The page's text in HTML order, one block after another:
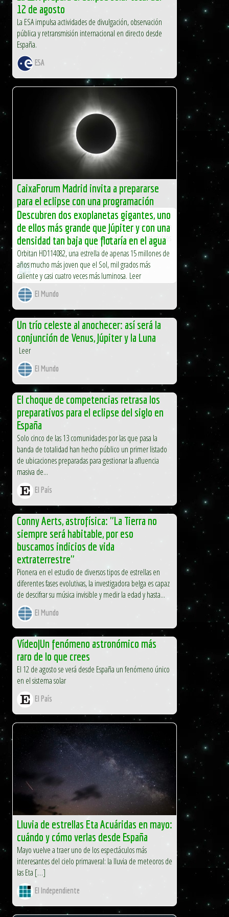
12 de agosto
La ESA impulsa actividades de divulgación, observación
pública y retransmisión internacional en directo desde
España.
ESA
CaixaForum Madrid invita a prepararse
para el eclipse con una programación
especial
España vivirá entre 2026 y 2028 una secuencia astronómica
excepcional que apenas tiene precedentes recientes: tres
eclipses solares consecutivos. Dos […]
El Independiente
Descubren dos exoplanetas gigantes, uno
de ellos más grande que Júpiter y con una
densidad tan baja que flotaría en el agua
Orbitan HD114082, una estrella de apenas 15 millones de
años mucho más joven que el Sol, mil grados más
caliente y casi cuatro veces más luminosa. Leer
El Mundo
Un trío celeste al anochecer: así será la
conjunción de Venus, Júpiter y la Luna
Leer
El Mundo
El choque de competencias retrasa los
preparativos para el eclipse del siglo en
España
Solo cinco de las 13 comunidades por las que pasa la
banda de totalidad han hecho público un primer listado
de ubicaciones preparadas para gestionar la afluencia
masiva de...
El País
Conny Aerts, astrofísica: "La Tierra no
siempre será habitable, por eso
buscamos indicios de vida
extraterrestre"
Pionera en el estudio de diversos tipos de estrellas en
diferentes fases evolutivas, la investigadora belga es capaz
de descifrar su música invisible y medir la edad y hasta...
El Mundo
Vídeo|Un fenómeno astronómico más
raro de lo que crees
El 12 de agosto se verá desde España un fenómeno único
en el sistema solar
El País
Lluvia de estrellas Eta Acuáridas en mayo:
cuándo y cómo verlas desde España
Mayo vuelve a traer uno de los espectáculos más
interesantes del cielo primaveral: la lluvia de meteoros de
las Eta […]
El Independiente